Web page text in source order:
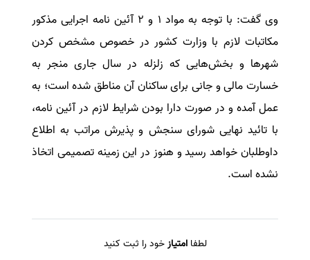
وی گفت: با توجه به مواد ۱ و ۲ آئین نامه اجرایی مذکور
مکاتبات لازم با وزارت کشور در خصوص مشخص کردن
شهرها و بخش‌هایی که زلزله در سال جاری منجر به
خسارت مالی و جانی برای ساکنان آن مناطق شده است؛ به
عمل آمده و در صورت دارا بودن شرایط لازم در آئین نامه،
با تائید نهایی شورای سنجش و پذیرش مراتب به اطلاع
داوطلبان خواهد رسید و هنوز در این زمینه تصمیمی اتخاذ
نشده است.
لطفاامتیازخود را ثبت کنید